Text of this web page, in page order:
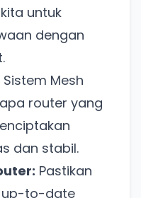
untuk
dengan
Sistem Mesh
router yang
dan stabil.
Pastikan
up-to-date